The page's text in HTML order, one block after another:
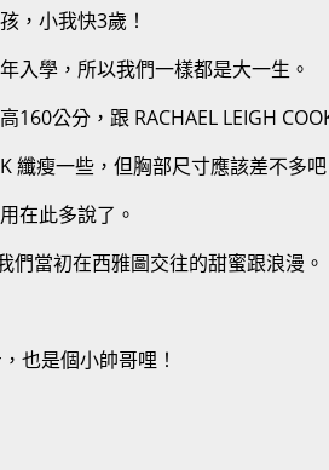
，小我快3歲！
入學，所以我們一樣都是大一生。
160公分，跟 RACHAEL LEIGH
纖瘦一些，但胸部尺寸應該差不多吧
在此多說了。
們當初在西雅圖交往的甜蜜跟浪漫。
也是個小帥哥哩！